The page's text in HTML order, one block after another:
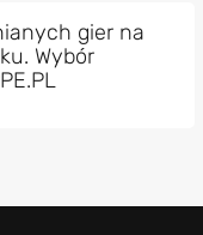
gier na
Wybór